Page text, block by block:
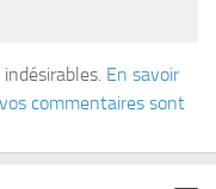
En savoir
commentaires sont